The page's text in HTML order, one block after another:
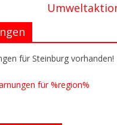
für Steinburg vorhanden!